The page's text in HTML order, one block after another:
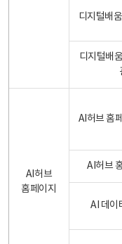
디지털배
디지털배
AI허브
홈페이지
AI허브 홈
AI허브
AI 데이